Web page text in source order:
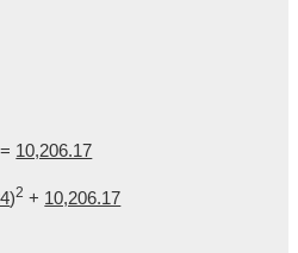
10,206.17
)2 + 10,206.17